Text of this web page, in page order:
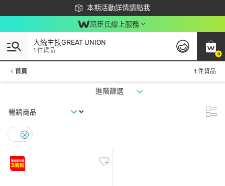
本期活動詳情請點我
下載app最高回饋$350
屈臣氏線上服務
0
大統生技GREAT UNION
1 件貨品
首頁 1 件貨品
進階篩選